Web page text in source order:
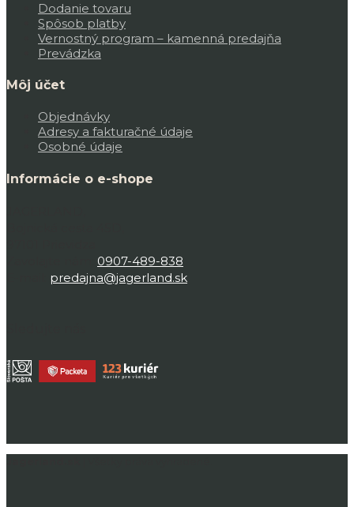
Dodanie tovaru
Spôsob platby
Vernostný program – kamenná predajňa
Prevádzka
Môj účet
Objednávky
Adresy a fakturačné údaje
Osobné údaje
Informácie o e-shope
0907-489-838
predajna@jagerland.sk